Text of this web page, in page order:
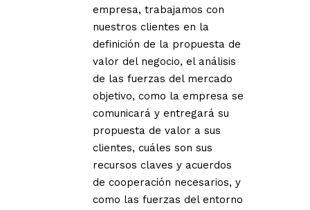
empresa, trabajamos con
nuestros clientes en la
definición de la propuesta de
valor del negocio, el análisis
de las fuerzas del mercado
objetivo, como la empresa se
comunicará y entregará su
propuesta de valor a sus
clientes, cuáles son sus
recursos claves y acuerdos
de cooperación necesarios, y
como las fuerzas del entorno